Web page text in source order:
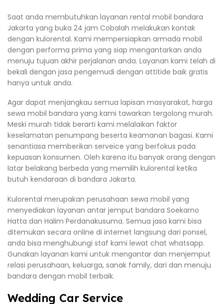
Saat anda membutuhkan layanan rental mobil bandara
Jakarta yang buka 24 jam Cobalah melakukan kontak
dengan kulorental. Kami mempersiapkan armada mobil
dengan performa prima yang siap mengantarkan anda
menuju tujuan akhir perjalanan anda. Layanan kami telah di
bekali dengan jasa pengemudi dengan attitide baik gratis
hanya untuk anda.
Agar dapat menjangkau semua lapisan masyarakat, harga
sewa mobil bandara yang kami tawarkan tergolong murah.
Meski murah tidak berarti kami melalaikan faktor
keselamatan penumpang beserta keamanan bagasi. Kami
senantiasa memberikan serveice yang berfokus pada
kepuasan konsumen. Oleh karena itu banyak orang dengan
latar belakang berbeda yang memilih kulorental ketika
butuh kendaraan di bandara Jakarta.
Kulorental merupakan perusahaan sewa mobil yang
menyediakan layanan antar jemput bandara Soekarno
Hatta dan Halim Perdanakusuma. Semua jasa kami bisa
ditemukan secara online di internet langsung dari ponsel,
anda bisa menghubungi staf kami lewat chat whatsapp.
Gunakan layanan kami untuk mengantar dan menjemput
relasi perusahaan, keluarga, sanak family, dari dan menuju
bandara dengan mobil terbaik.
Wedding Car Service